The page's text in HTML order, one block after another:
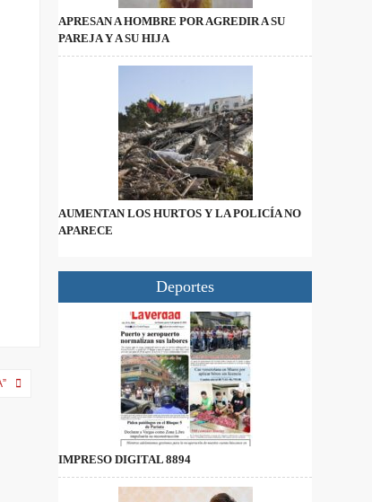
APRESAN A HOMBRE POR AGREDIR A SU
PAREJA Y A SU HIJA
AUMENTAN LOS HURTOS Y LA POLICÍA NO
APARECE
Deportes
IMPRESO DIGITAL 8894